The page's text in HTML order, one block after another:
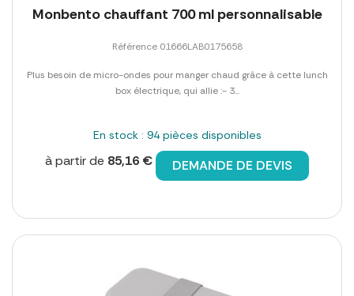
Monbento chauffant 700 ml personnalisable
Référence 01666LAB0175658
Plus besoin de micro-ondes pour manger chaud grâce à cette lunch
box électrique, qui allie :- 3...
En stock : 94 pièces disponibles
à partir de 85,16 € DEMANDE DE DEVIS